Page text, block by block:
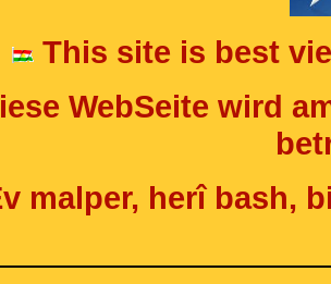
This site is best
WebSeite wird
malper, herî bash,